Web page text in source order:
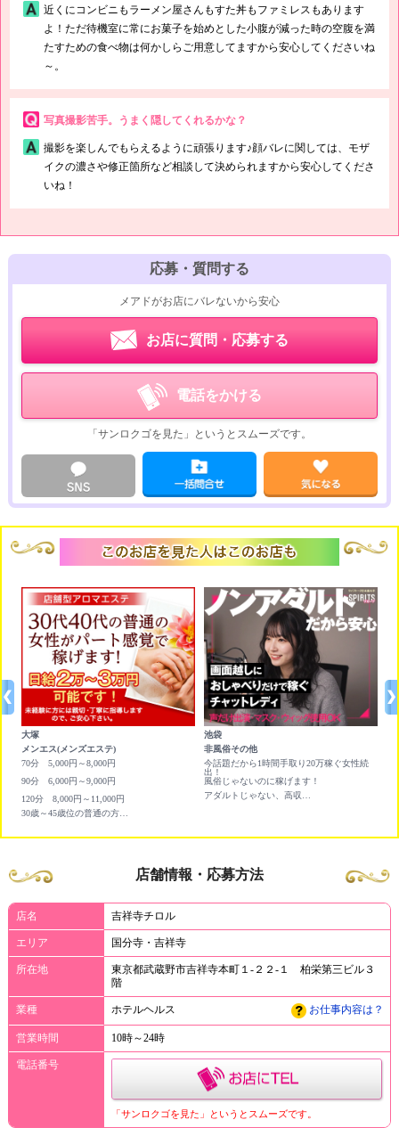
近くにコンビニもラーメン屋さんもすた丼もファミレスもあります
よ！ただ待機室に常にお菓子を始めとした小腹が減った時の空腹を満
たすための食べ物は何かしらご用意してますから安心してくださいね
～。
写真撮影苦手。うまく隠してくれるかな？
撮影を楽しんでもらえるように頑張ります♪顔バレに関しては、モザ
イクの濃さや修正箇所など相談して決められますから安心してくださ
いね！
応募・質問する
メアドがお店にバレないから安心
お店に質問・応募する
電話をかける
「サンロクゴを見た」というとスムーズです。
大塚
メンエス(メンズエステ)
70分 5,000円～8,000円
90分 6,000円～9,000円
120分 8,000円～11,000円
池袋
非風俗その他
今話題だから1時間手取り20万稼ぐ女性続
出！
風俗じゃないのに稼げます！
店舗情報・応募方法
店名 吉祥寺チロル
エリア 国分寺・吉祥寺
所在地
東京都武蔵野市吉祥寺本町１-２２-１ 柏栄第三ビル３
階
業種 ホテルヘルス お仕事内容は？
営業時間 10時～24時
電話番号
「サンロクゴを見た」というとスムーズです。